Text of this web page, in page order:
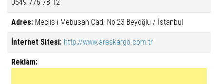
0549 776 78 12
Adres: Meclis-i Mebusan Cad. No:23 Beyoğlu / İstanbul
İnternet Sitesi: http://www.araskargo.com.tr
Reklam: